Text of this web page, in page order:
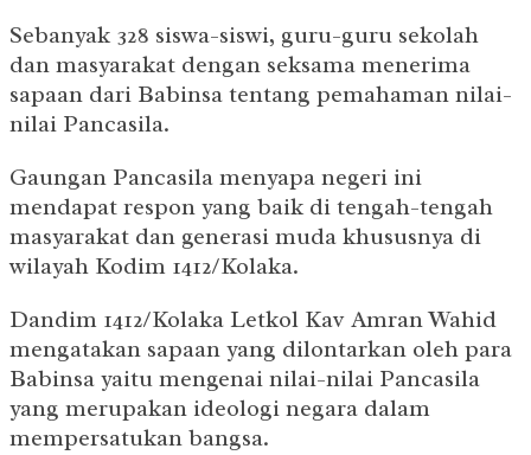
Sebanyak 328 siswa-siswi, guru-guru sekolah
dan masyarakat dengan seksama menerima
sapaan dari Babinsa tentang pemahaman nilai-
nilai Pancasila.
Gaungan Pancasila menyapa negeri ini
mendapat respon yang baik di tengah-tengah
masyarakat dan generasi muda khususnya di
wilayah Kodim 1412/Kolaka.
Dandim 1412/Kolaka Letkol Kav Amran Wahid
mengatakan sapaan yang dilontarkan oleh para
Babinsa yaitu mengenai nilai-nilai Pancasila
yang merupakan ideologi negara dalam
mempersatukan bangsa.